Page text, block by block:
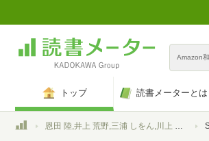
Amazon
トップ 読書メーターとは
トップ恩田 陸,井上 荒野,三浦 しをん,川上 弘美,桜木 紫乃,糸井 重里,小山 薫堂